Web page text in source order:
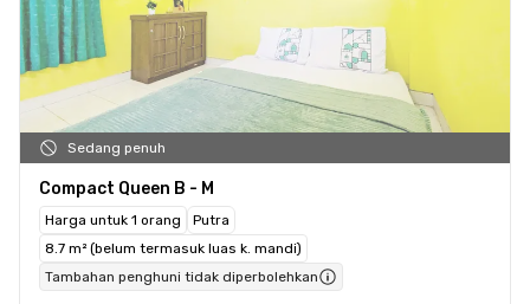
Sedang penuh
Compact Queen B - M
Harga untuk 1 orang
Putra
8.7 m² (belum termasuk luas k. mandi)
Tambahan penghuni tidak diperbolehkan